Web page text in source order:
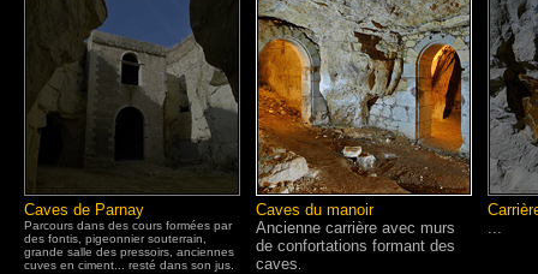
Caves de Parnay
Parcours dans des cours formées par
des fontis, pigeonnier souterrain,
grande salle des pressoirs, anciennes
cuves en ciment... resté dans son jus.
Caves du manoir
Ancienne carrière avec murs
de confortations formant des
caves
...